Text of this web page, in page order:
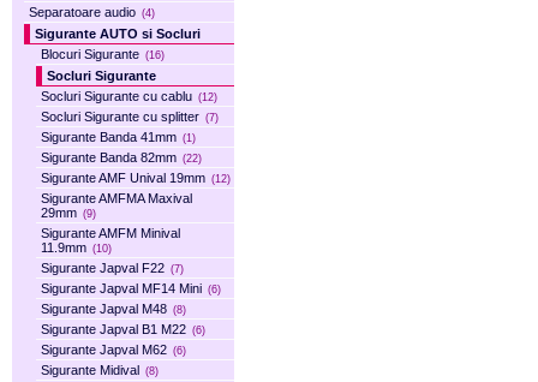
Separatoare audio (4)
Sigurante AUTO si Socluri
Blocuri Sigurante (16)
Socluri Sigurante
Socluri Sigurante cu cablu (12)
Socluri Sigurante cu splitter (7)
Sigurante Banda 41mm (1)
Sigurante Banda 82mm (22)
Sigurante AMF Unival 19mm (12)
Sigurante AMFMA Maxival
29mm (9)
Sigurante AMFM Minival
11.9mm (10)
Sigurante Japval F22 (7)
Sigurante Japval MF14 Mini (6)
Sigurante Japval M48 (8)
Sigurante Japval B1 M22 (6)
Sigurante Japval M62 (6)
Sigurante Midival (8)